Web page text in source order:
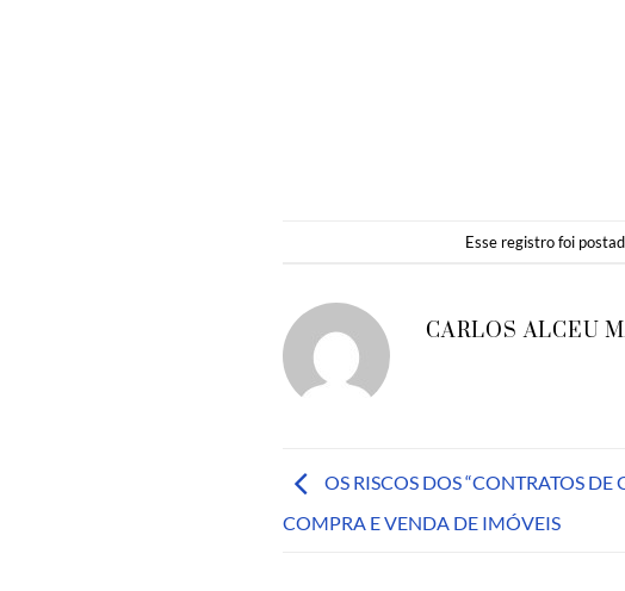
Esse registro foi
CARLOS ALCEU
OS RISCOS DOS “CONTRATOS DE
COMPRA E VENDA DE IMÓVEIS